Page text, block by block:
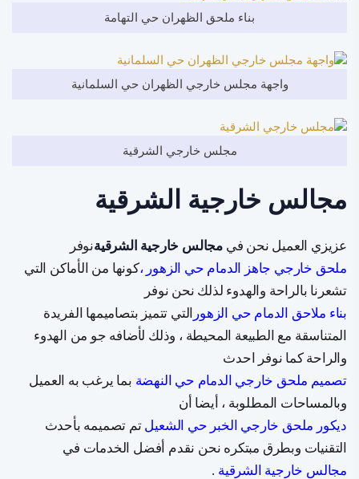
بناء ملحق الظهران حي التهامة
واجهة مجلس خارجي الظهران حي السلمانية
مجلس خارجي الشرقية
مجالس خارجية الشرقية
عزيزي العميل نحن في مجالس خارجية الشرقيةنوفر
ملحق خارجي جاهز الدمام حي الزهور ،كونها من الأماكن التي
تشعرنا بالراحة والهدوء لذلك نحن نوفر
بناء ملاحق الدمام حي الزهور التي تتميز بتصاميمها الفريدة
المتناسقة مع الطبيعة المحيطة ، وذلك لأضافه جو من الهدوء
والراحة كما نوفر احدث
تصميم ملحق خارجي الدمام حي النهضة بما يرغب به العميل
وبالمساحات المطلوبة ، أيضا أن
ديكور ملحق خارجي الخبر حي الشعيل تم تصميمه بأحدث
التقنيات وبطرق مبتكره نحن نقدم أفضل الخدمات في
مجالس خارجية الشرقية .